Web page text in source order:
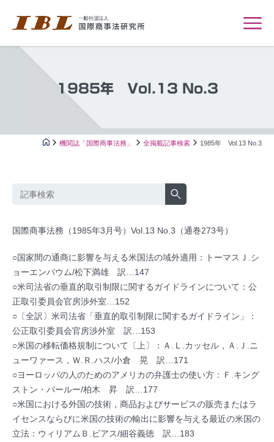
1985年 Vol.13 No.3
機関誌「国際商事法務」 全掲載記事検索 1985年 Vol.13 No.3
国際商事法務（1985年3月号）Vol.13 No.3（通巻273号）
○国家間の通商に影響を与える米国法の域外適用：トーマスＪ.シ
ョーエンバウム/松下満雄 訳…147
○米司法省の垂直的取引制限に関するガイドラインについて：公
正取引委員会官房渉外室…152
○〔全訳〕米司法省「垂直的取引制限に関するガイドライン」：
公正取引委員会官房渉外室 訳…153
○米国の移転価格規制について〔上〕：Ａ.Ｌ.カッセル，Ａ.Ｊ.ニ
ューワァース，Ｗ.Ｒ.ハス/小倉 晃 訳…171
○ヨーロッパの人のためのアメリカの弁護士の使い方：Ｆ.キング
ストン・バールー/柏木 昇 訳…177
○米国における外国の技術，商品およびサービスの販売またはラ
イセンスならびに米国の技術の輸出に影響を与える最近の米国の
立法：ウィリアムＢ.ビアス/細谷義徳 訳…183